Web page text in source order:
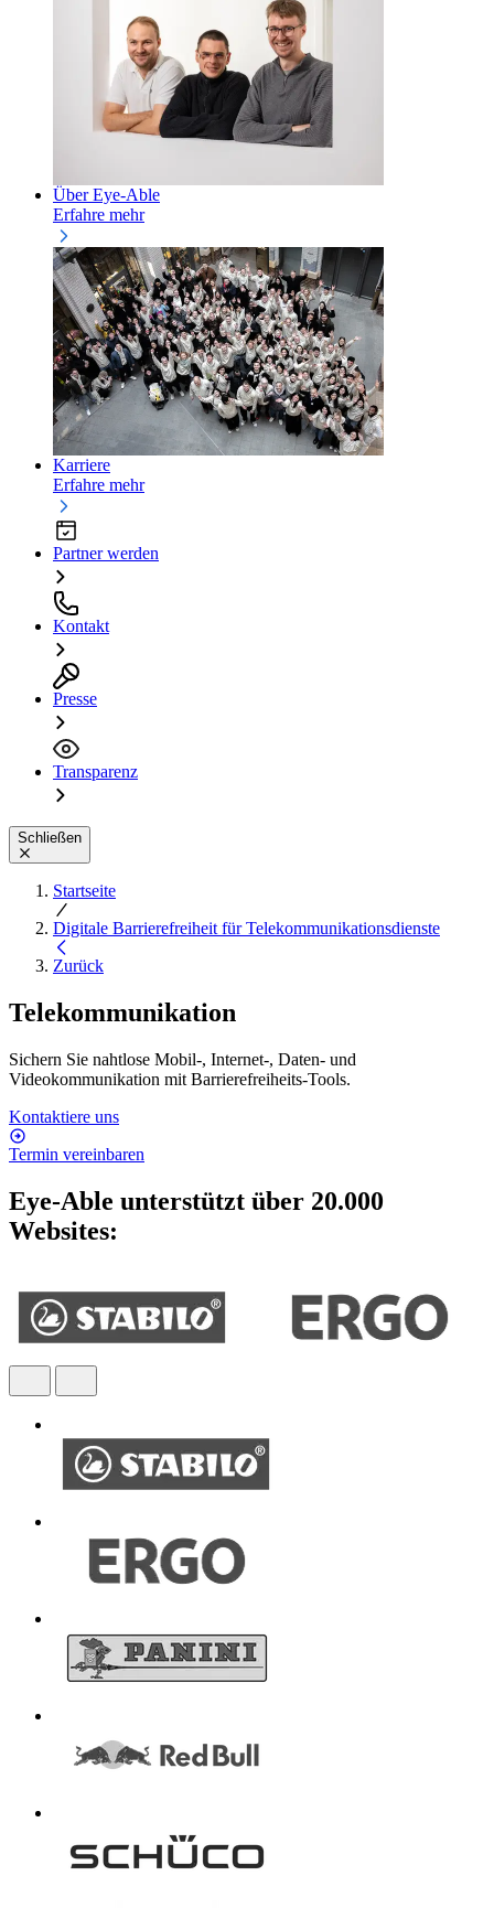
Über Eye-Able
Erfahre mehr
Karriere
Erfahre mehr
Partner werden
Kontakt
Presse
Transparenz
Schließen
Startseite
Digitale Barrierefreiheit für Telekommunikationsdienste
Zurück
Telekommunikation
Sichern Sie nahtlose Mobil-, Internet-, Daten- und
Videokommunikation mit Barrierefreiheits-Tools.
Kontaktiere uns
Termin vereinbaren
Eye-Able unterstützt über 20.000
Websites: